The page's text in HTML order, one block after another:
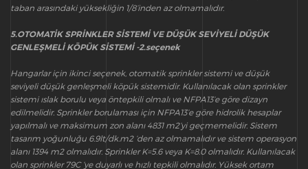
taban arasındaki yüksekliğin 1/8’inden az olmamalıdır.
5.OTOMATİK SPRİNKLER SİSTEMİ VE DÜŞÜK SEVİYELİ DÜŞÜK
GENLEŞMELİ KÖPÜK SİSTEMİ -2.seçenek
Hangarlar için ikinci seçenek, otomatik sprinkler sistemi ve düşük
seviyeli düşük genleşmeli köpük sistemidir. Kullanılacak olan sprinkler
sistemi ıslak borulu veya öntepkili olmalı ve NFPA13’e göre dizayn
edilmelidir. Sprinkler borulaması için NFPA13’e göre hidrolik hesaplar
yapılmalı ve maksimum zon alanı 4831 m2’yi geçmemelidir. Sistem
tasarım yoğunluğu 6.9lt/dk.m2 ‘den az olmamalıdır ve sistem operasyon
alanı 1394 m2 olmalıdır. Sprinkler K=5.6 veya K=8.0 olmalıdır. Kullanılacak
olan sprinkler 79C ‘ye duyarlı ve hızlı tepkili olmalıdır. Yüksek ortam